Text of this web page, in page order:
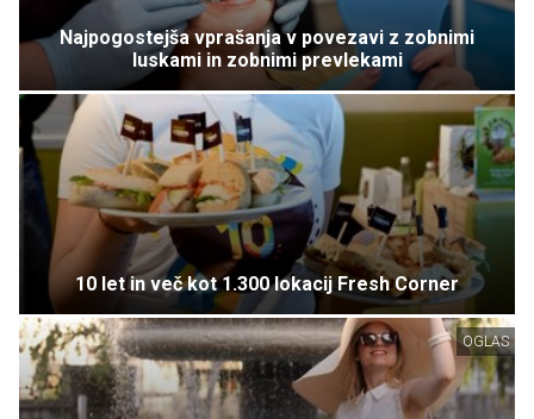
Najpogostejša vprašanja v povezavi z zobnimi
luskami in zobnimi prevlekami
10 let in več kot 1.300 lokacij Fresh Corner
OGLAS